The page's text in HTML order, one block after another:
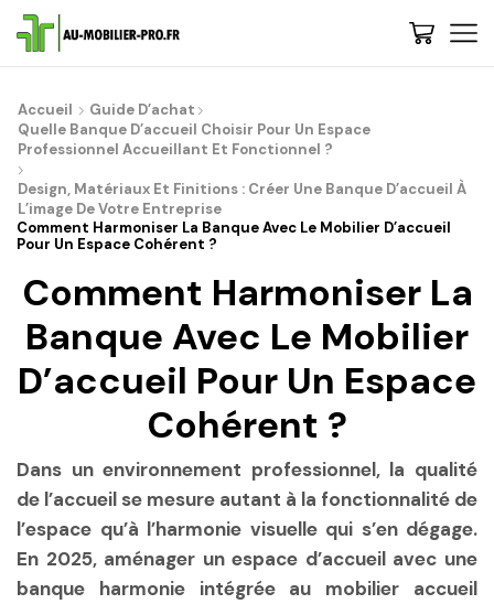
Accueil
Guide D’achat
Quelle Banque D’accueil Choisir Pour Un Espace
Professionnel Accueillant Et Fonctionnel ?
Design, Matériaux Et Finitions : Créer Une Banque D’accueil À
L’image De Votre Entreprise
Comment Harmoniser La Banque Avec Le Mobilier D’accueil
Pour Un Espace Cohérent ?
Comment Harmoniser La
Banque Avec Le Mobilier
D’accueil Pour Un Espace
Cohérent ?
Dans un environnement professionnel, la qualité
de l’accueil se mesure autant à la fonctionnalité de
l’espace qu’à l’harmonie visuelle qui s’en dégage.
En 2025, aménager un espace d’accueil avec une
banque harmonieintégrée au mobilier accueil
De : Au-Mobilier-Pro
Bienvenue, 🚀 Etape 1 : Nous vous conseillons de découvrir les
de conseils ? Contactez-nous, on vous rappelle...